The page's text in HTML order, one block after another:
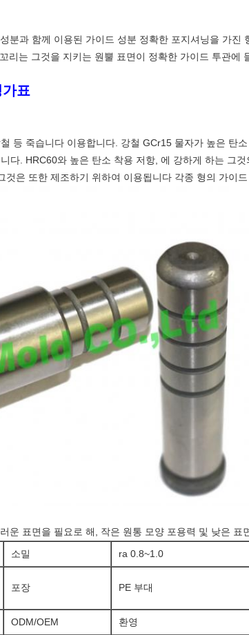
분과 함께 이용된 가이드 성분 정확한 포지셔닝을 가
리는 그것을 지키는 원뿔 표면이 정확한 가이드 투관에
표
등 죽습니다 이용합니다. 강철 GCr15 물자가 높은 탄
다. HRC60와 높은 탄소 착용 저항, 에 강하게 하는 그
것은 또한 제조하기 위하여 이용됩니다 각종 형의 가이
운 표면을 필요로 해, 작은 원통 모양 포용력 및 낮은 표
소밀 ra 0.8~1.0
포장 PE 부대
ODM/OEM 환영